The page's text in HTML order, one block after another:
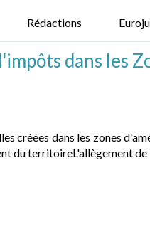
Rédactions
dans les
créées dans les zones
du territoireL'allègement